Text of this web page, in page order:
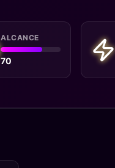
ALCANCE
70